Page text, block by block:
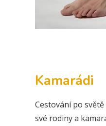
Kamarádi
Cestování po
své rodiny a